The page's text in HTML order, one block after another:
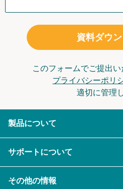
資料ダウ
このフォームでご提出い
プライバシーポリ
適切に管理
製品について
ご利用企業様の声
サポートについて
その他の情報